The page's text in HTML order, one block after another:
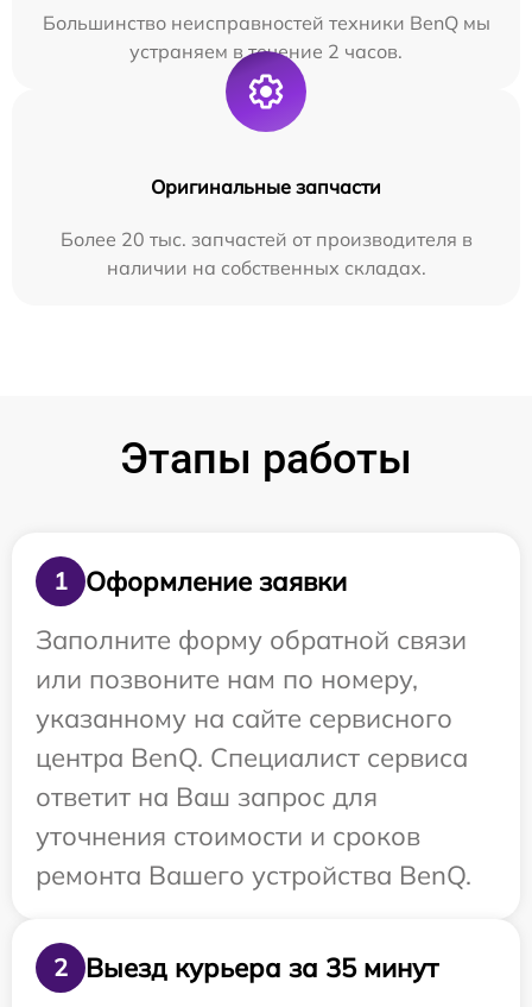
Большинство неисправностей техники BenQ мы
устраняем в течение 2 часов.
Оригинальные запчасти
Более 20 тыс. запчастей от производителя в
наличии на собственных складах.
Этапы работы
1
Оформление заявки
Заполните форму обратной связи
или позвоните нам по номеру,
указанному на сайте сервисного
центра BenQ. Специалист сервиса
ответит на Ваш запрос для
уточнения стоимости и сроков
ремонта Вашего устройства BenQ.
2 Выезд курьера за 35 минут